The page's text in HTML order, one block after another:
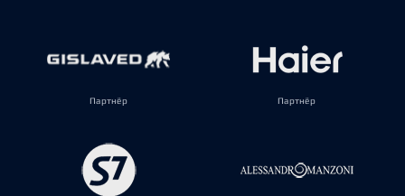
Партнёр Партнёр